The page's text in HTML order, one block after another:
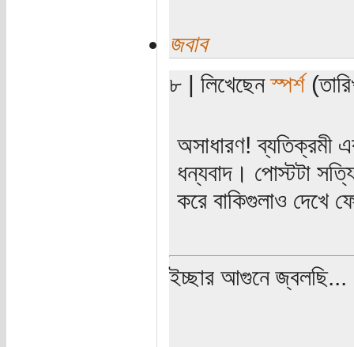
জবাব
৮ | লিখেছেনস্পর্শ
অসাধারণ! ব্যতিক্রমী
ধন্যবাদ। পোস্টটা
করে বাকিগুলাও দেখে
ইচ্ছার আগুনে জ্বলছি...